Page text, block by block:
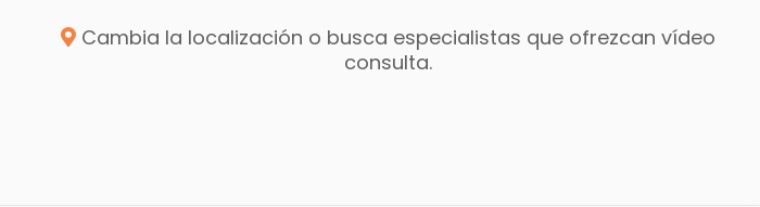
Cambia la localización o busca especialistas que ofrezcan vídeo
consulta.